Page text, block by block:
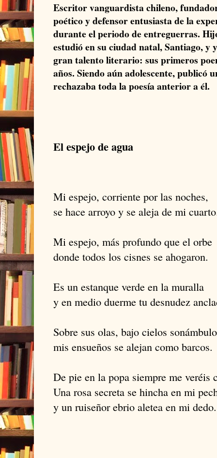
Escritor vanguardista chileno,
poético y defensor entusiasta de la
durante el periodo de entreguerras.
estudió en su ciudad natal, Santiago, y
gran talento literario: sus primeros
años. Siendo aún adolescente, publicó
rechazaba toda la poesía anterior a él.
El espejo de agua
Mi espejo, corriente por las noches,
se hace arroyo y se aleja de mi
Mi espejo, más profundo que el orbe
donde todos los cisnes se ahogaron.
Es un estanque verde en la muralla
y en medio duerme tu desnudez
Sobre sus olas, bajo cielos
mis ensueños se alejan como barcos.
De pie en la popa siempre me veréis
Una rosa secreta se hincha en mi
y un ruiseñor ebrio aletea en mi dedo.